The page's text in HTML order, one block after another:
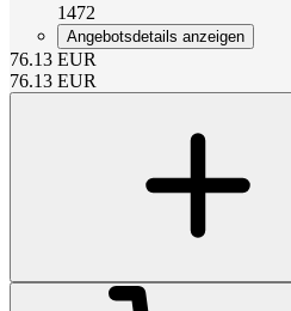
1472
Angebotsdetails anzeigen
76.13 EUR
76.13 EUR